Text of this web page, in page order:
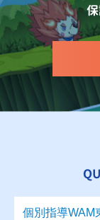
個別指導WAM